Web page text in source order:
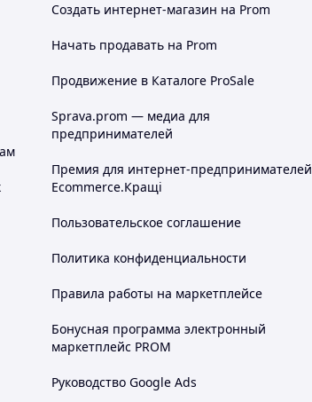
Создать интернет-магазин на Prom
Начать продавать на Prom
Продвижение в Каталоге ProSale
Sprava.prom — медиа для
предпринимателей
Премия для интернет-предпринимателей
Ecommerce.Кращі
Пользовательское соглашение
Политика конфиденциальности
Правила работы на маркетплейсе
Бонусная программа электронный
маркетплейс PROM
Руководство Google Ads